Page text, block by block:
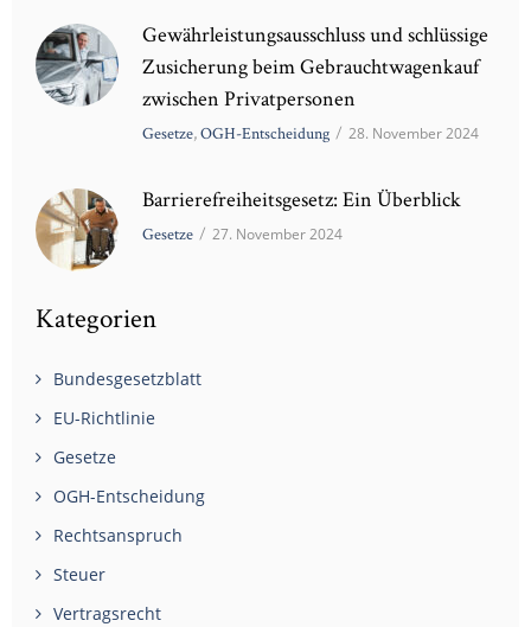
Gewährleistungsausschluss und schlüssige
Zusicherung beim Gebrauchtwagenkauf
zwischen Privatpersonen
Gesetze,OGH-Entscheidung / 28. November 2024
Barrierefreiheitsgesetz: Ein Überblick
Gesetze / 27. November 2024
Kategorien
Bundesgesetzblatt
EU-Richtlinie
Gesetze
OGH-Entscheidung
Rechtsanspruch
Steuer
Vertragsrecht